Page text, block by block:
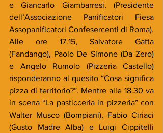
e Giancarlo Giambarresi, (Presidente
dell’Associazione Panificatori Fiesa
Assopanificatori Confesercenti di Roma).
Alle ore 17.15, Salvatore Gatta
(Fandango), Paolo De Simone (Da Zero)
e Angelo Rumolo (Pizzeria Castello)
risponderanno al quesito “Cosa significa
pizza di territorio?”. Mentre alle 18.30 va
in scena “La pasticceria in pizzeria” con
Walter Musco (Bompiani), Fabio Ciriaci
(Gusto Madre Alba) e Luigi Cippitelli